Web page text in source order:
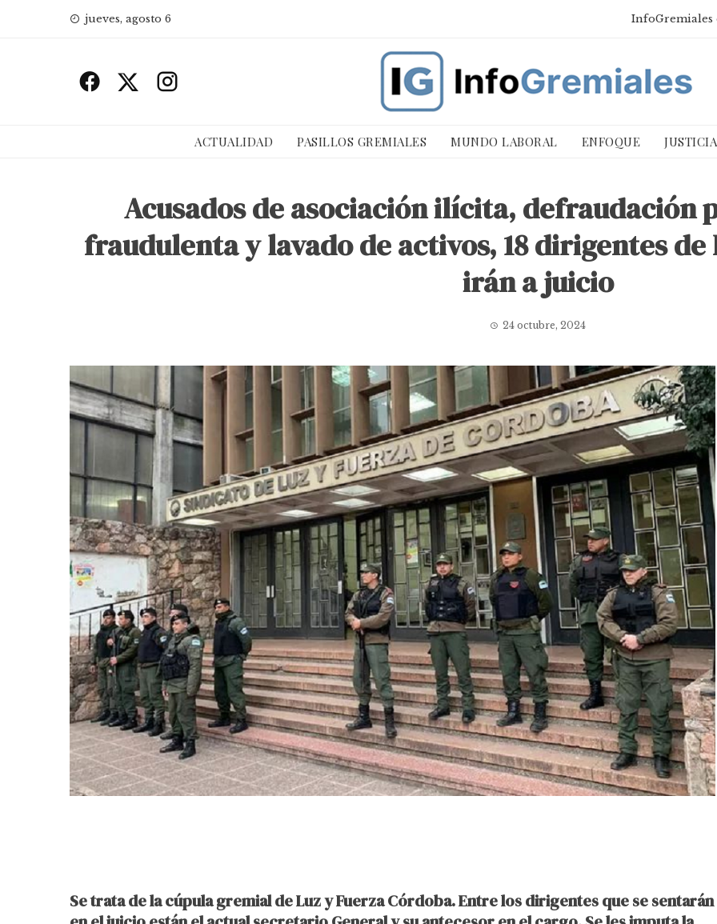
jueves, agosto 6 InfoGremiales
ACTUALIDAD PASILLOS GREMIALES MUNDO LABORAL ENFOQUE
Acusados de asociación ilícita, defraudación
fraudulenta y lavado de activos, 18 dirigentes de
irán a juicio
24 octubre, 2024
Se trata de la cúpula gremial de Luz y Fuerza Córdoba. Entre los dirigentes que se sentarán